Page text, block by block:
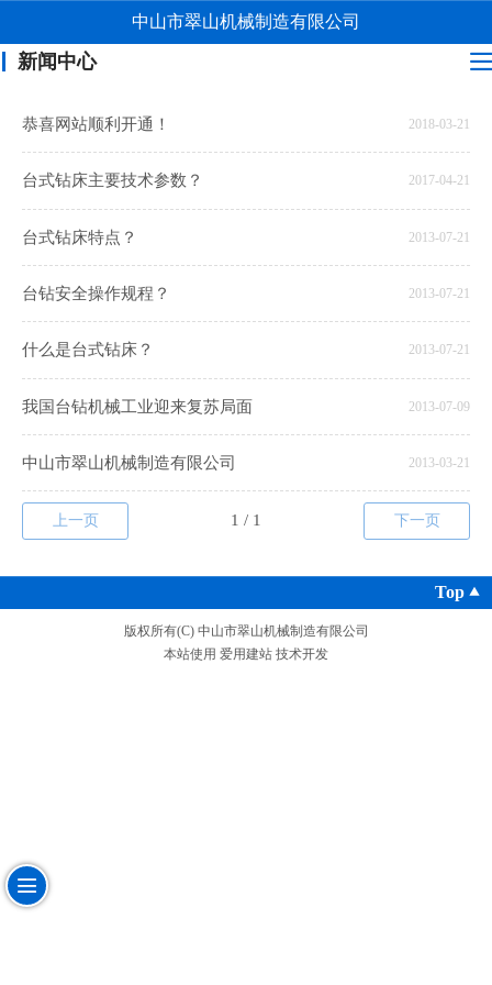
中山市翠山机械制造有限公司
新闻中心
恭喜网站顺利开通！ 2018-03-21
台式钻床主要技术参数？ 2017-04-21
台式钻床特点？ 2013-07-21
台钻安全操作规程？ 2013-07-21
什么是台式钻床？ 2013-07-21
我国台钻机械工业迎来复苏局面 2013-07-09
中山市翠山机械制造有限公司 2013-03-21
上一页 下一页
Top
版权所有(C) 中山市翠山机械制造有限公司
本站使用 爱用建站 技术开发